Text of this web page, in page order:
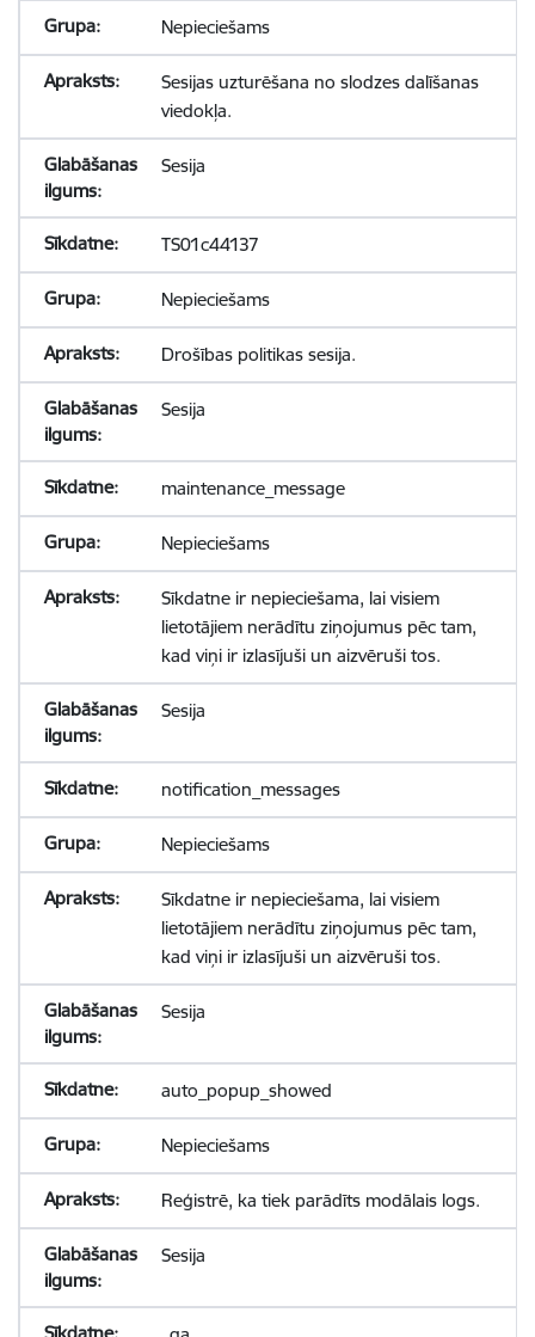
Nepieciešams
Sesijas uzturēšana no slodzes dalīšanas
viedokļa.
Sesija
TS01c44137
Nepieciešams
Drošības politikas sesija.
Sesija
maintenance_message
Nepieciešams
Sīkdatne ir nepieciešama, lai visiem
lietotājiem nerādītu ziņojumus pēc tam,
kad viņi ir izlasījuši un aizvēruši tos.
Sesija
notification_messages
Nepieciešams
Sīkdatne ir nepieciešama, lai visiem
lietotājiem nerādītu ziņojumus pēc tam,
kad viņi ir izlasījuši un aizvēruši tos.
Sesija
auto_popup_showed
Nepieciešams
Reģistrē, ka tiek parādīts modālais logs.
Sesija